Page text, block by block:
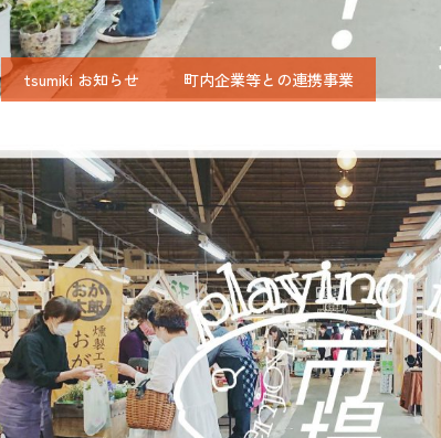
tsumiki お知らせ 町内企業等との連携事業